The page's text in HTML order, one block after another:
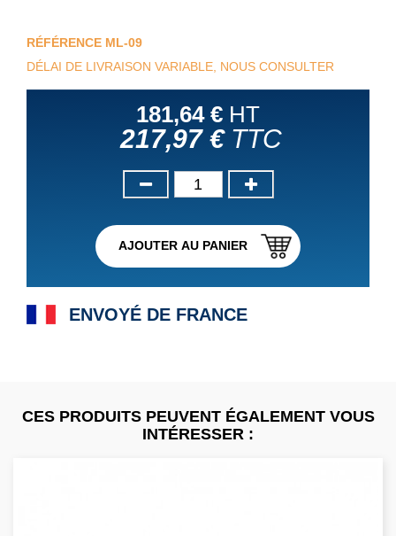
RÉFÉRENCE ML-09
DÉLAI DE LIVRAISON VARIABLE, NOUS CONSULTER
181,64 € HT
217,97 € TTC
AJOUTER AU PANIER
ENVOYÉ DE FRANCE
CES PRODUITS PEUVENT ÉGALEMENT VOUS
INTÉRESSER :